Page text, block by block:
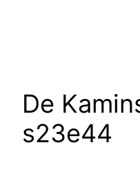
De
s23e44